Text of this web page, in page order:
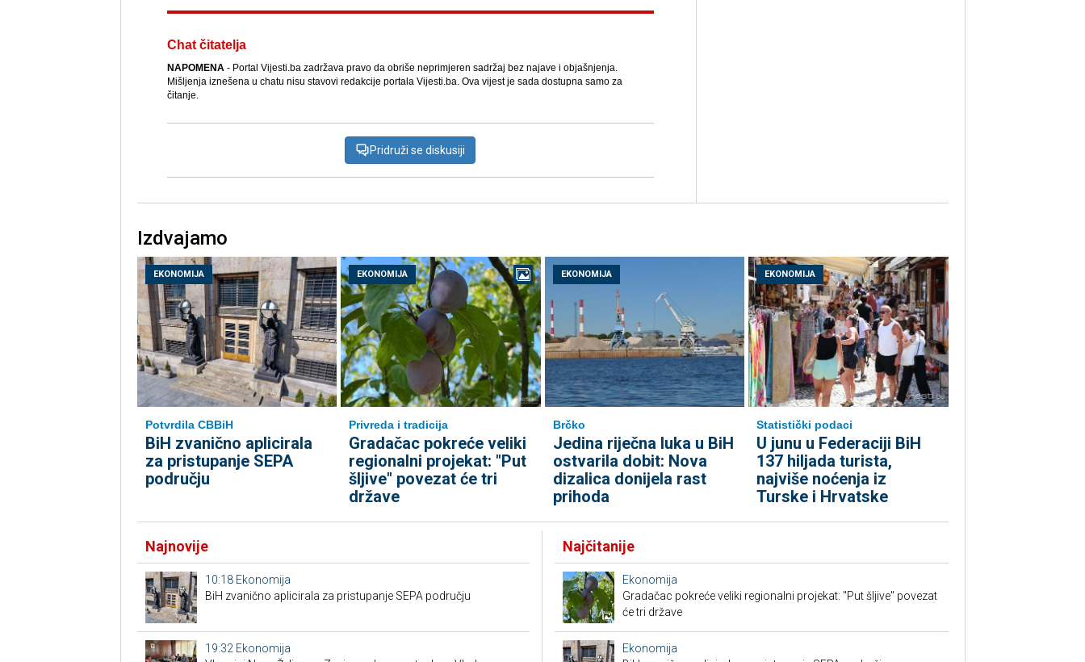
Chat čitatelja
NAPOMENA- Portal Vijesti.ba zadržava pravo da obriše neprimjeren sadržaj bez najave i objašnjenja.
Mišljenja iznešena u chatu nisu stavovi redakcije portala Vijesti.ba. Ova vijest je sada dostupna samo za
čitanje.
Pridruži se diskusiji
Izdvajamo
EKONOMIJA
Potvrdila CBBiH
BiH zvanično aplicirala
za pristupanje SEPA
području
EKONOMIJA
Privreda i tradicija
Gradačac pokreće veliki
regionalni projekat: "Put
šljive" povezat će tri
države
EKONOMIJA
Brčko
Jedina riječna luka u BiH
ostvarila dobit: Nova
dizalica donijela rast
prihoda
EKONOMIJA
Statistički podaci
U junu u Federaciji BiH
137 hiljada turista,
najviše noćenja iz
Turske i Hrvatske
Najnovije
10:18 Ekonomija
BiH zvanično aplicirala za pristupanje SEPA području
19:32 Ekonomija
Najčitanije
Ekonomija
Gradačac pokreće veliki regionalni projekat: "Put šljive" povezat
će tri države
Ekonomija